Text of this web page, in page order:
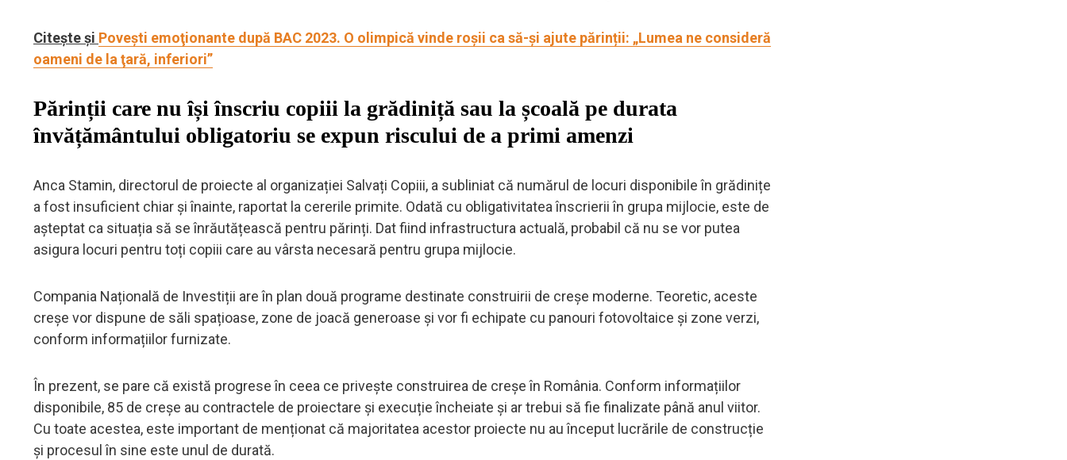
Citește și Poveşti emoţionante după BAC 2023. O olimpică vinde roșii ca să-și ajute părinții: „Lumea ne consideră
oameni de la ţară, inferiori”
Părinții care nu își înscriu copiii la grădiniță sau la școală pe durata
învățământului obligatoriu se expun riscului de a primi amenzi
Anca Stamin, directorul de proiecte al organizației Salvați Copiii, a subliniat că numărul de locuri disponibile în grădinițe
a fost insuficient chiar și înainte, raportat la cererile primite. Odată cu obligativitatea înscrierii în grupa mijlocie, este de
așteptat ca situația să se înrăutățească pentru părinți. Dat fiind infrastructura actuală, probabil că nu se vor putea
asigura locuri pentru toți copiii care au vârsta necesară pentru grupa mijlocie.
Compania Națională de Investiții are în plan două programe destinate construirii de creșe moderne. Teoretic, aceste
creșe vor dispune de săli spațioase, zone de joacă generoase și vor fi echipate cu panouri fotovoltaice și zone verzi,
conform informațiilor furnizate.
În prezent, se pare că există progrese în ceea ce privește construirea de creșe în România. Conform informațiilor
disponibile, 85 de creșe au contractele de proiectare și execuție încheiate și ar trebui să fie finalizate până anul viitor.
Cu toate acestea, este important de menționat că majoritatea acestor proiecte nu au început lucrările de construcție
și procesul în sine este unul de durată.